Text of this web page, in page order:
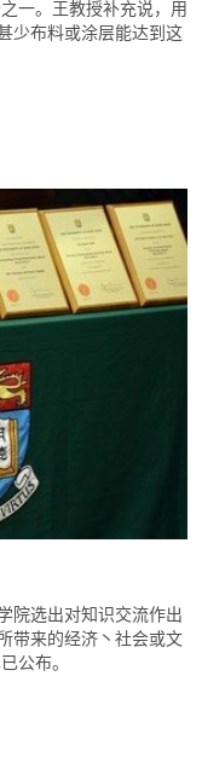
一。王教授补充说，用
少布料或涂层能达到这
院选出对知识交流作出
带来的经济丶社会或文
公布。